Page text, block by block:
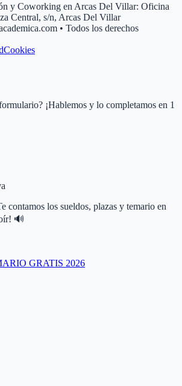
y Coworking en Arcas Del Villar: Oficina
Central, s/n, Arcas Del Villar
• Todos los derechos
Cookies
¡Hablemos y lo completamos en 1
contamos los sueldos, plazas y temario en
🔊
GRATIS 2026